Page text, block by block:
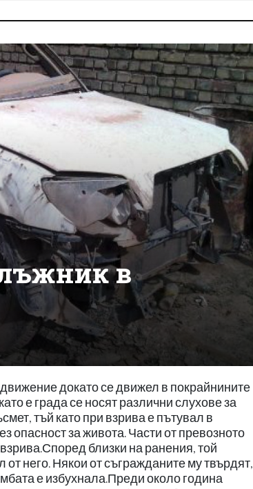
в
докато се движел в покрайнините
е града се носят различни слухове за
тъй като при взрива е пътувал в
опасност за живота. Части от превозното
близки на ранения, той
него. Някои от съгражданите му твърдят,
е избухнала.Преди около година